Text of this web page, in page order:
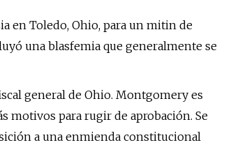
en Toledo, Ohio, para un mitin de
una blasfemia que generalmente se
general de Ohio. Montgomery es
motivos para rugir de aprobación. Se
a una enmienda constitucional